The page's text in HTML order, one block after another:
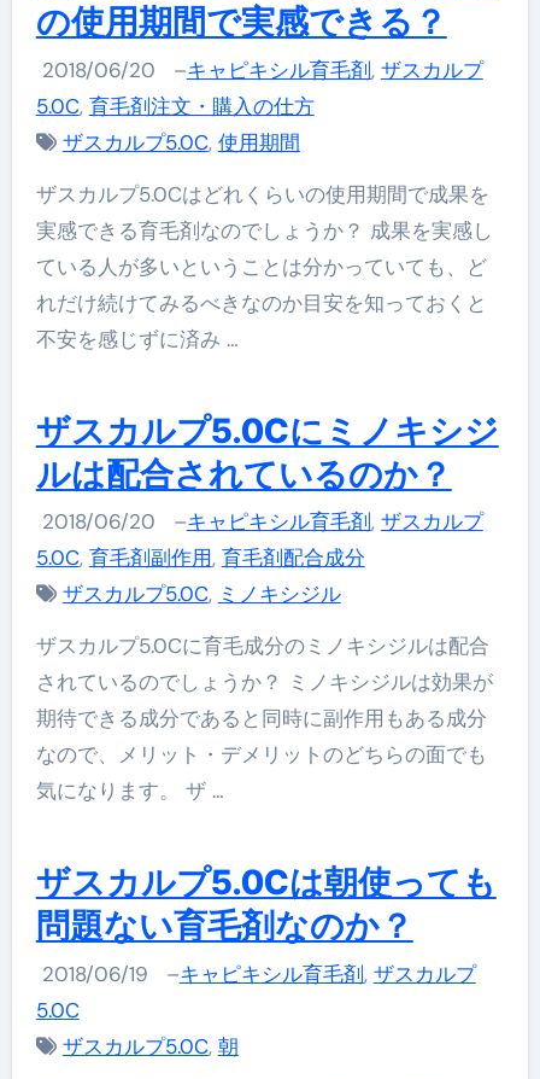
の使用期間で実感できる？
2018/06/20 –キャピキシル育毛剤, ザスカルプ
5.0C, 育毛剤注文・購入の仕方
ザスカルプ5.0C, 使用期間
ザスカルプ5.0Cはどれくらいの使用期間で成果を
実感できる育毛剤なのでしょうか？ 成果を実感し
ている人が多いということは分かっていても、ど
れだけ続けてみるべきなのか目安を知っておくと
不安を感じずに済み …
ザスカルプ5.0Cにミノキシジ
ルは配合されているのか？
2018/06/20 –キャピキシル育毛剤, ザスカルプ
5.0C, 育毛剤副作用, 育毛剤配合成分
ザスカルプ5.0C, ミノキシジル
ザスカルプ5.0Cに育毛成分のミノキシジルは配合
されているのでしょうか？ ミノキシジルは効果が
期待できる成分であると同時に副作用もある成分
なので、メリット・デメリットのどちらの面でも
気になります。 ザ …
ザスカルプ5.0Cは朝使っても
問題ない育毛剤なのか？
2018/06/19 –キャピキシル育毛剤, ザスカルプ
5.0C
ザスカルプ5.0C, 朝